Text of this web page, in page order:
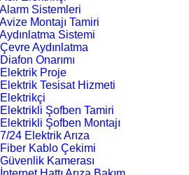
Sistemleri
Montajı Tamiri
Sistemi
Aydınlatma
Onarımı
Proje
Tesisat Hizmeti
Şofben Tamiri
Şofben Montajı
24 Elektrik Arıza
Kablo Çekimi
Kamerası